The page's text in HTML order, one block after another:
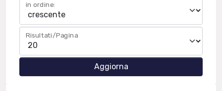
in ordine:
Risultati/Pagina